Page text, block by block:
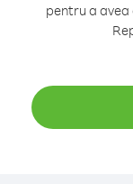
pentru a